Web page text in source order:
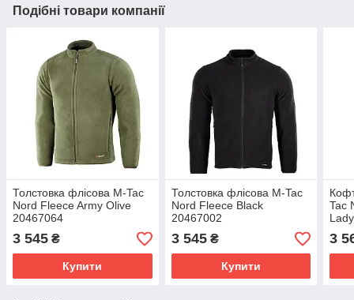
Подібні товари компанії
Толстовка флісова M-Tac
Nord Fleece Army Olive
20467064
3 545 ₴
Купити
Толстовка флісова M-Tac
Nord Fleece Black
20467002
3 545₴
Купити
Tac
3